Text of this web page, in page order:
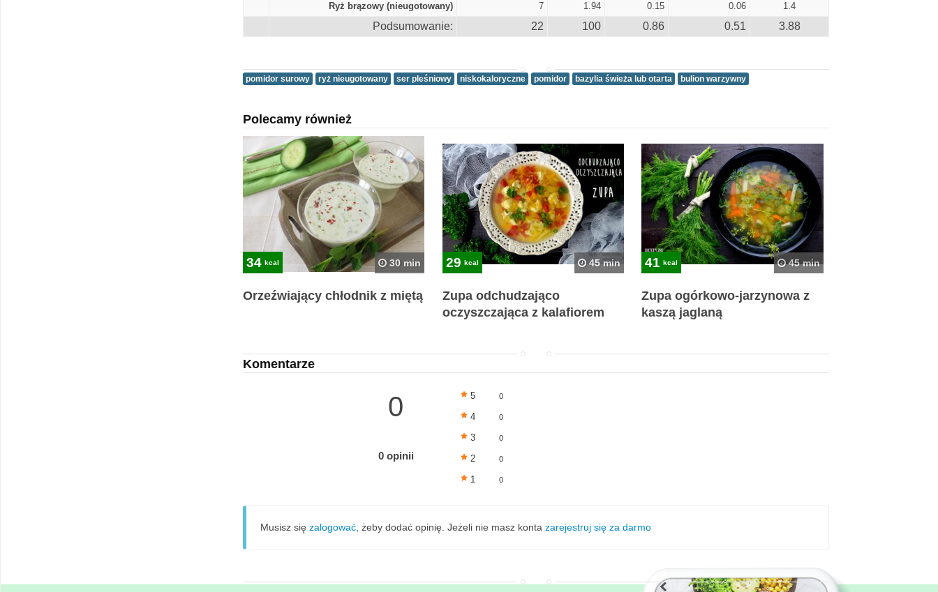
Ryż brązowy (nieugotowany)
7 1.94 0.15 0.06 1.4
Podsumowanie: 22 100 0.86 0.51 3.88
pomidor surowy ryż nieugotowany ser pleśniowy niskokaloryczne pomidor bazylia świeża lub otarta bulion warzywny
Polecamy również
34 kcal 30 min
Orzeźwiający chłodnik z miętą
29 kcal 45 min
Zupa odchudzająco
oczyszczająca z kalafiorem
41 kcal 45 min
Zupa ogórkowo-jarzynowa z
kaszą jaglaną
Komentarze
0
0 opinii
5 0
4 0
3 0
2 0
1 0
Musisz się zalogować , żeby dodać opinię. Jeżeli nie masz konta zarejestruj się za darmo